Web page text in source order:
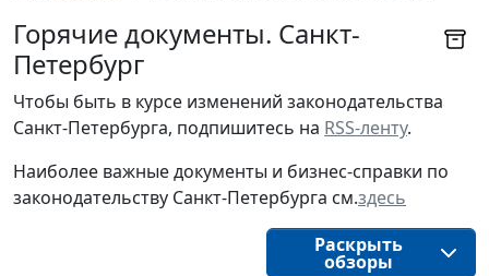
Горячие документы. Санкт-
Петербург
Чтобы быть в курсе изменений законодательства
Санкт-Петербурга, подпишитесь на RSS-ленту.
Наиболее важные документы и бизнес-справки по
законодательству Санкт-Петербурга см.здесь
Раскрыть
обзоры